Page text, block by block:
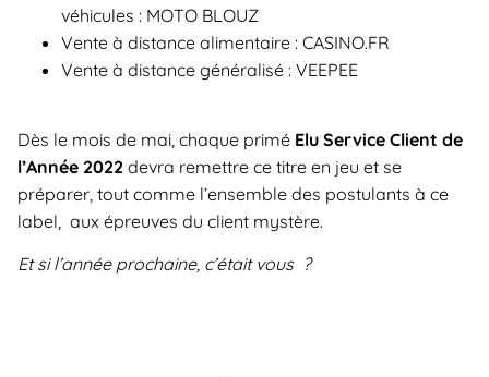
véhicules : MOTO BLOUZ
Vente à distance alimentaire : CASINO.FR
Vente à distance généralisé : VEEPEE
Dès le mois de mai, chaque primé Elu Service Client de
l’Année 2022 devra remettre ce titre en jeu et se
préparer, tout comme l’ensemble des postulants à ce
label, aux épreuves du client mystère.
Et si l’année prochaine, c’était vous ?